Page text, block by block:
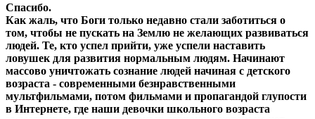
Спасибо.
Как жаль, что Боги только недавно стали заботиться о
том, чтобы не пускать на Землю не желающих развиваться
людей. Те, кто успел прийти, уже успели наставить
ловушек для развития нормальным людям. Начинают
массово уничтожать сознание людей начиная с детского
возраста - современными безнравственными
мультфильмами, потом фильмами и пропагандой глупости
в Интернете, где наши девочки школьного возраста